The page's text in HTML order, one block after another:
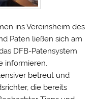
ins Vereinsheim des
Paten ließen sich am
DFB-Patensystem
informieren.
betreut und
die bereits